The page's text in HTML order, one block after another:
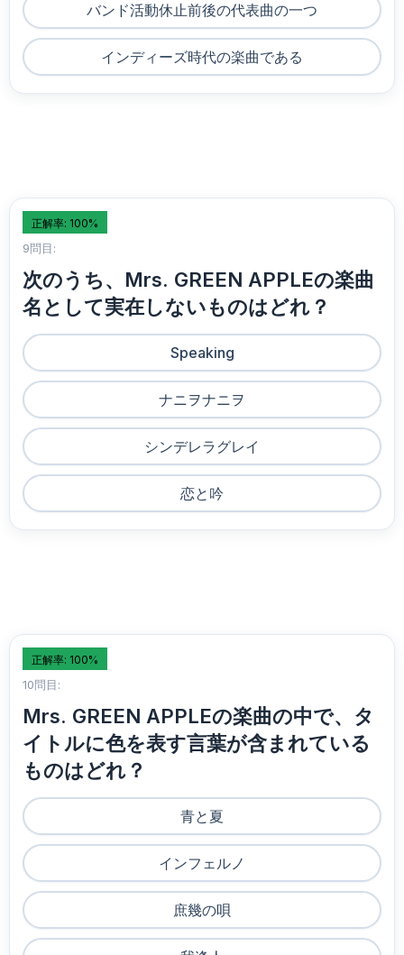
バンド活動休止前後の代表曲の一つ
インディーズ時代の楽曲である
正解率: 100%
9問目:
次のうち、Mrs. GREEN APPLEの楽曲
名として実在しないものはどれ？
Speaking
ナニヲナニヲ
シンデレラグレイ
恋と吟
正解率: 100%
10問目:
Mrs. GREEN APPLEの楽曲の中で、タ
イトルに色を表す言葉が含まれている
ものはどれ？
青と夏
インフェルノ
庶幾の唄